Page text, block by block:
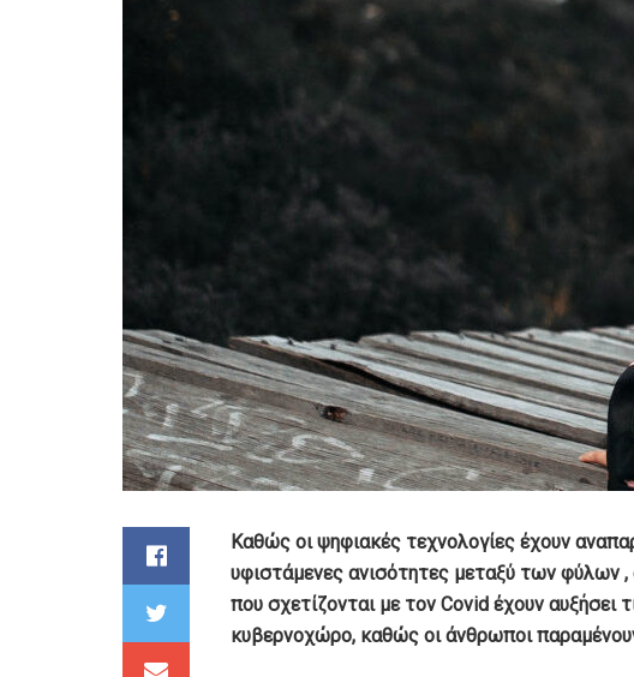
Καθώς οι ψηφιακές τεχνολογίες έχουν
υφιστάμενες ανισότητες μεταξύ των φύλων ,
που σχετίζονται με τον Covid έχουν αυξήσει
κυβερνοχώρο, καθώς οι άνθρωποι